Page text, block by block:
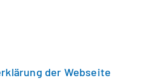
der Webseite